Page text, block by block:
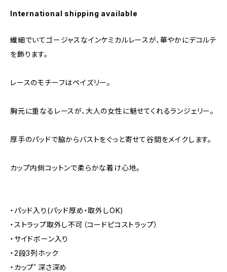
International shipping available
繊細でいてゴージャスなインケミカルレースが、華やかにデコルテ
を飾ります。
レースのモチーフはペイズリー。
胸元に重なるレースが、大人の女性に魅せてくれるランジェリー。
厚手のパッドで脇からバストをぐっと寄せて谷間をメイクします。
カップ内側コットンで柔らかな着け心地。
・パッド入り(パッド厚め・取外しOK)
・ストラップ取外し不可（コードピコストラップ）
・サイドボーン入り
・2段3列ホック
・カップﾟ深さ深め